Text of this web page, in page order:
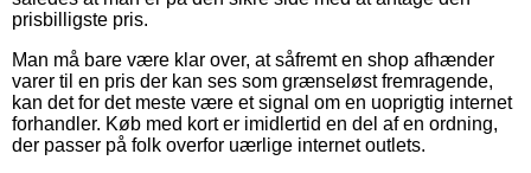
prisbilligste pris.
Man må bare være klar over, at såfremt en shop afhænder
varer til en pris der kan ses som grænseløst fremragende,
kan det for det meste være et signal om en uoprigtig internet
forhandler. Køb med kort er imidlertid en del af en ordning,
der passer på folk overfor uærlige internet outlets.